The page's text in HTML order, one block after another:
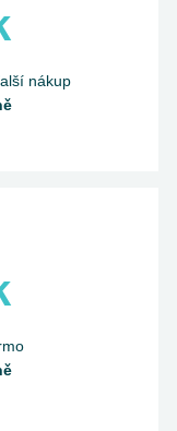
nákup